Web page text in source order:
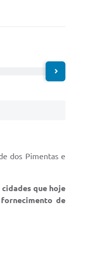
dos Pimentas e
que hoje
de